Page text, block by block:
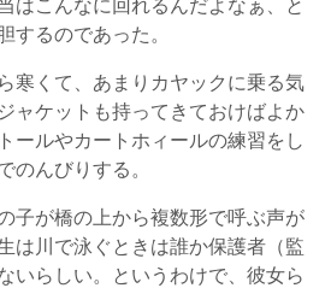
はこんなに回れるんだよなぁ、と
するのであった。
寒くて、あまりカヤックに乗る気
ャケットも持ってきておけばよか
ールやカートホィールの練習をし
のんびりする。
子が橋の上から複数形で呼ぶ声が
は川で泳ぐときは誰か保護者（監
いらしい。というわけで、彼女ら